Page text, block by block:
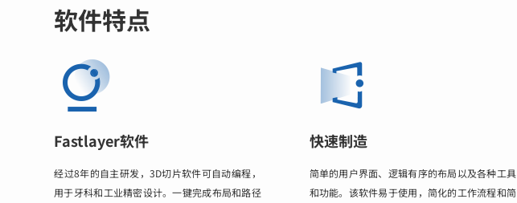
软件特点
Fastlayer软件
经过8年的自主研发，3D切片软件可自动编程，
用于牙科和工业精密设计。一键完成布局和路径
快速制造
简单的用户界面、逻辑有序的布局以及各种工具
和功能。该软件易于使用，简化的工作流程和简